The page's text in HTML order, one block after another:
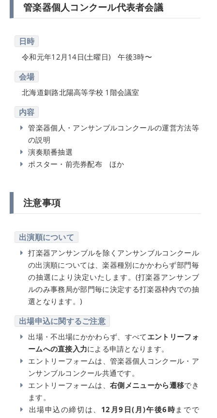
管楽器個人コンクール代表者会議
日時
令和元年12月14日(土曜日) 午後3時〜
会場
北海道釧路北陽高等学校 1階会議室
内容
管楽器個人・アンサンブルコンクールの運営方法等
の説明
演奏順番抽選
ポスター・前売券配布 ほか
注意事項
出演順について
打楽器アンサンブルを除くアンサンブルコンクール
の出演順については、楽器種別にかかわらず部門毎
の抽選により決定いたします。(打楽器アンサンブ
ルのみ事務局が部門毎に決定する打楽器枠内での抽
選となります。)
出場申込に関するご注意
出場・不出場にかかわらず、すべて エントリーフォ
ームへの直接入力による申請となります。
エントリーフォームは、管楽器個人コンクール・ア
ンサンブルコンクール共通です。
エントリーフォームは、 右側メニューから遷移でき
ます。
出場申込の締切は、 12月9日(月)午後6時までで